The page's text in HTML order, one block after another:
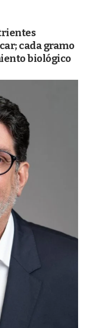
cada gramo
biológico